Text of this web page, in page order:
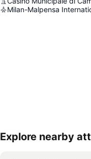
Milan-Malpensa
Ανάπτυξη χάρτη
Explore nearby